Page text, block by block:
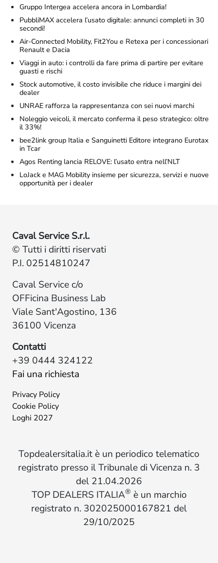
Gruppo Intergea accelera ancora in Lombardia!
PubbliMAX accelera l’usato digitale: annunci completi in 30
secondi!
Air-Connected Mobility, Fit2You e Retexa per i concessionari
Renault e Dacia
Viaggi in auto: i controlli da fare prima di partire per evitare
guasti e rischi
Stock automotive, il costo invisibile che riduce i margini dei
dealer
UNRAE rafforza la rappresentanza con sei nuovi marchi
Noleggio veicoli, il mercato conferma il peso strategico: oltre
il 33%!
bee2link group Italia e Sanguinetti Editore integrano Eurotax
in Tcar
Agos Renting lancia RELOVE: l’usato entra nell’NLT
LoJack e MAG Mobility insieme per sicurezza, servizi e nuove
opportunità per i dealer
Caval Service S.r.l.
© Tutti i diritti riservati
P.I. 02514810247
Caval Service c/o
OFFicina Business Lab
Viale Sant'Agostino, 136
36100 Vicenza
Contatti
+39 0444 324122
Fai una richiesta
Privacy Policy
Cookie Policy
Loghi 2027
Topdealersitalia.it è un periodico telematico
registrato presso il Tribunale di Vicenza n. 3
del 21.04.2026
TOP DEALERS ITALIA® è un marchio
registrato n. 302025000167821 del
29/10/2025